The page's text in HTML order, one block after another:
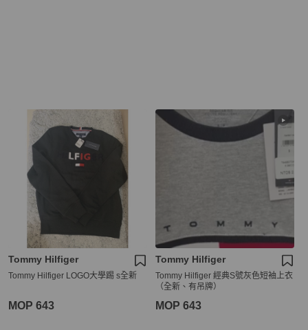
Tommy Hilfiger
Tommy Hilfiger LOGO大學踢 s全新
MOP 643
Tommy Hilfiger
Tommy Hilfiger 經典S號灰色短袖上衣
（全新、有吊牌）
MOP 643